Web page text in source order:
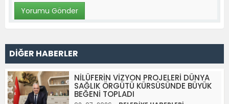
DİĞER HABERLER
NİLÜFERİN VİZYON PROJELERİ DÜNYA
SAĞLIK ÖRGÜTÜ KÜRSÜSÜNDE BÜYÜK
BEĞENİ TOPLADI